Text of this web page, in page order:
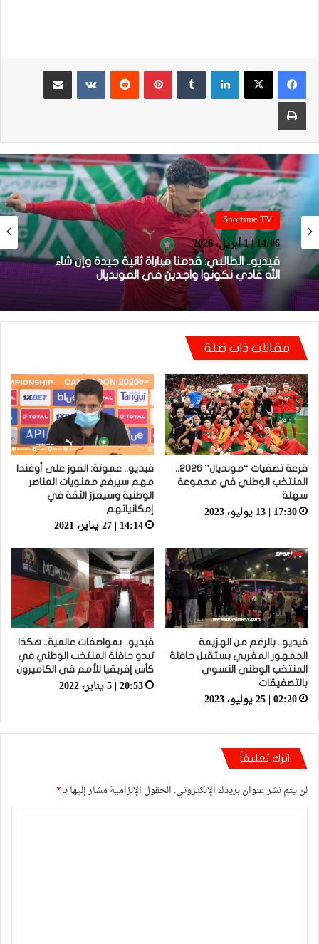
لينكدإن بينتيريست
مشاركة عبر البريد
طباعة
Sportime TV
14:06 | 1 أبريل، 2026
فيديو.. الطالبي: قدمنا مباراة ثانية جيدة وإن شاء
الله غادي نكونوا واجدين في المونديال
Sportime TV
14:05 | 1 أبريل، 2026
فيديو.. بونو: اللاعبين تعاملو مزيان مع المباراة وخا
مكانتش ساهلة وحنا كنحاولوا نركزوا باش نعاونوا
المنتخب
مقالات ذات صلة
قرعة تصفيات “مونديال” 2026..
المنتخب الوطني في مجموعة
سهلة
17:30 | 13 يوليو، 2023
فيديو.. عموتة: الفوز على أوغندا
مهم سيرفع معنويات العناصر
الوطنية وسيعزز الثقة في
إمكانياتهم
14:14 | 27 يناير، 2021
فيديو.. بالرغم من الهزيمة
الجمهور المغربي يستقبل حافلة
المنتخب الوطني النسوي
بالتصفيقات
02:20 | 25 يوليو، 2023
فيديو.. بمواصفات عالمية.. هكذا
تبدو حافلة المنتخب الوطني في
كأس إفريقيا للأمم في الكاميرون
20:53 | 5 يناير، 2022
اترك تعليقاً
لن يتم نشر عنوان بريدك الإلكتروني. الحقول الإلزامية مشار إليها بـ*